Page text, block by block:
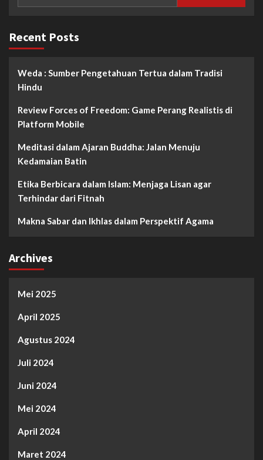
Recent Posts
Weda : Sumber Pengetahuan Tertua dalam Tradisi
Hindu
Review Forces of Freedom: Game Perang Realistis di
Platform Mobile
Meditasi dalam Ajaran Buddha: Jalan Menuju
Kedamaian Batin
Etika Berbicara dalam Islam: Menjaga Lisan agar
Terhindar dari Fitnah
Makna Sabar dan Ikhlas dalam Perspektif Agama
Archives
Mei 2025
April 2025
Agustus 2024
Juli 2024
Juni 2024
Mei 2024
April 2024
Maret 2024